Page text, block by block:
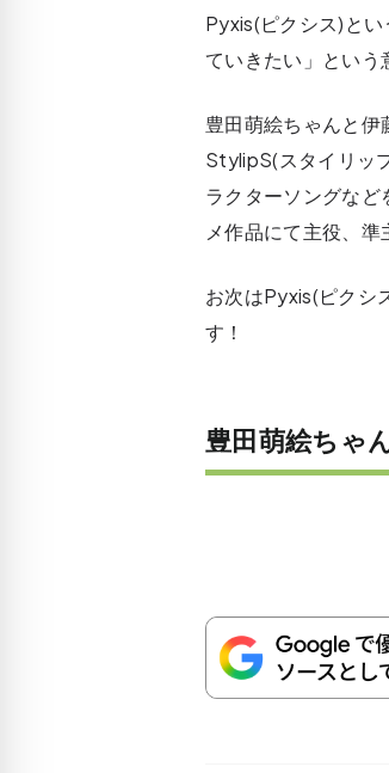
Pyxis(ピクシス)と
ていきたい」という
豊田萌絵ちゃんと伊
StylipS(スタイリッ
ラクターソングな
メ作品にて主役、準
お次はPyxis(ピクシ
す！
豊田萌絵ちゃ